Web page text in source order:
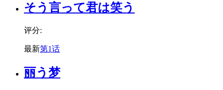
そう言って君は笑う
评分:
最新第1话
丽う梦